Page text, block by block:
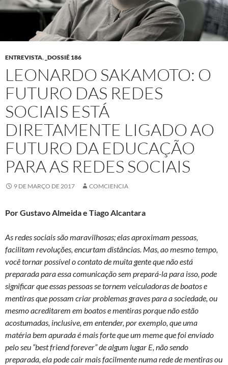
ENTREVISTA, _DOSSIÊ 186
LEONARDO SAKAMOTO: O
FUTURO DAS REDES
SOCIAIS ESTÁ
DIRETAMENTE LIGADO AO
FUTURO DA EDUCAÇÃO
PARA AS REDES SOCIAIS
9 DE MARÇO DE 2017 COMCIENCIA
Por Gustavo Almeida e Tiago Alcantara
As redes sociais são maravilhosas; elas aproximam pessoas,
facilitam revoluções, encurtam distâncias. Mas, ao mesmo tempo,
você tornar possível o contato de muita gente que não está
preparada para essa comunicação sem prepará-la para isso, pode
significar que essas pessoas se tornem veiculadoras de boatos e
mentiras que possam criar problemas graves para a sociedade, ou
mesmo acreditarem em boatos e mentiras porque não estão
acostumadas, inclusive, em entender, por exemplo, que uma
matéria bem apurada é mais forte que um meme que foi enviado
pelo seu “best friend forever” de algum lugar E, não sendo
preparada, ela pode cair mais facilmente numa rede de mentiras ou